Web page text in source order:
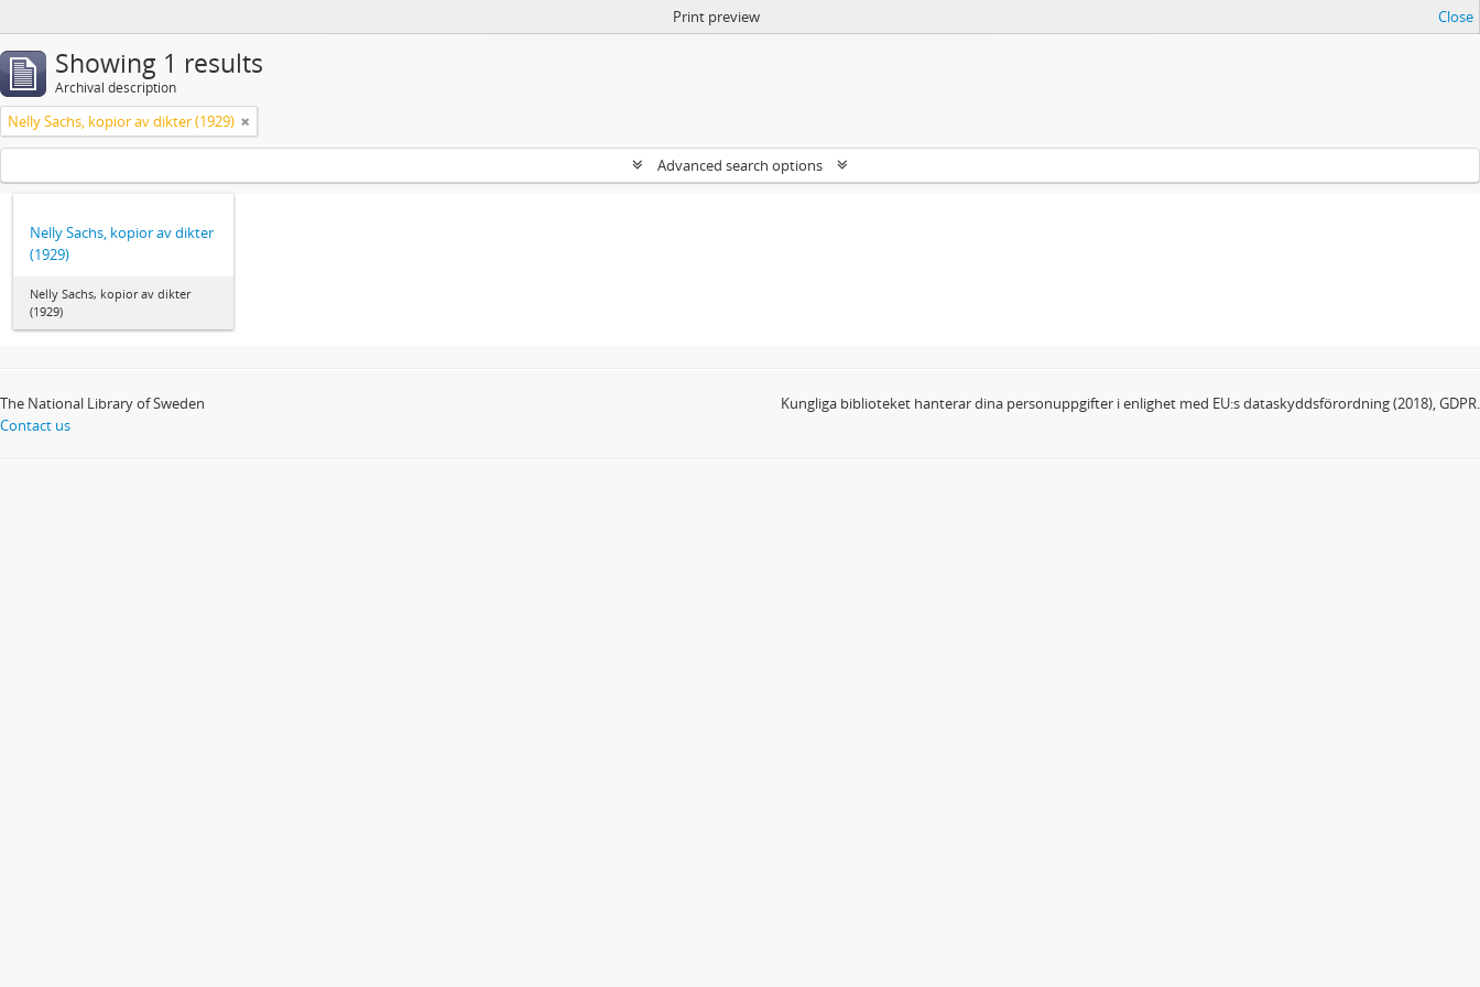
Print preview Close
Showing 1 results
Archival description
Nelly Sachs, kopior av dikter (1929)
Advanced search options
Nelly Sachs, kopior av dikter
(1929)
Nelly Sachs, kopior av dikter
(1929)
The National Library of Sweden
Contact us
Kungliga biblioteket hanterar dina personuppgifter i enlighet med EU:s dataskyddsförordning (2018), GDPR.